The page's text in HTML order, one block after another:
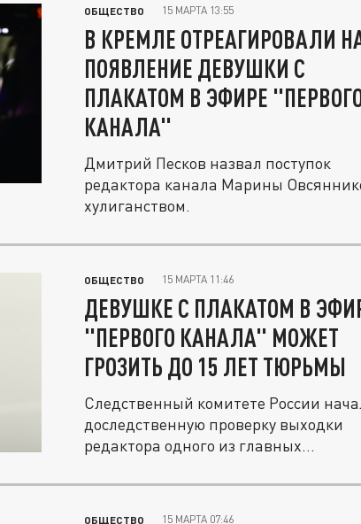
ОБЩЕСТВО 15 МАРТА 13:55
В КРЕМЛЕ ОТРЕАГИРОВАЛИ
ПОЯВЛЕНИЕ ДЕВУШКИ С
ПЛАКАТОМ В ЭФИРЕ
КАНАЛА"
Дмитрий Песков назвал поступок
редактора канала Марины
хулиганством.
ОБЩЕСТВО 15 МАРТА 11:46
ДЕВУШКЕ С ПЛАКАТОМ В
"ПЕРВОГО КАНАЛА" МОЖЕТ
ГРОЗИТЬ ДО 15 ЛЕТ ТЮРЬМЫ
Следственный комитете России
доследственную проверку выходки
редактора одного из главных
ОБЩЕСТВО 15 МАРТА 07:46